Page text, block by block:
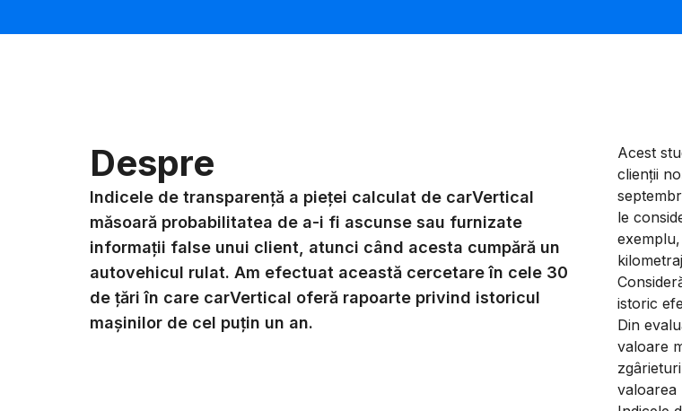
Despre
Indicele de transparență a pieței calculat de carVertical
măsoară probabilitatea de a-i fi ascunse sau furnizate
informații false unui client, atunci când acesta cumpără un
autovehicul rulat. Am efectuat această cercetare în cele 30
de țări în care carVertical oferă rapoarte privind istoricul
mașinilor de cel puțin un an.
Acest
clienții
le
istoric
Din
valoare
valoarea